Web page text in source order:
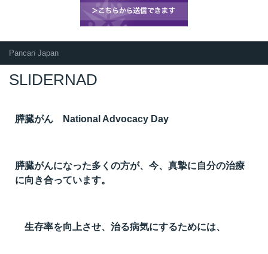
Pancan Japan
SLIDERNAD
膵臓がん National Advocacy Day
膵臓がんになった多くの方が、今、真摯に自分の治療
に向き合っています。
生存率を向上させ、治る病気にするためには、